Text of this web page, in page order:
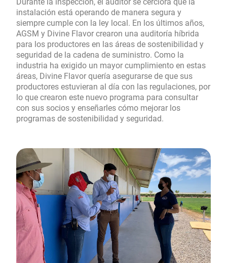
instalación está operando de manera segura y
siempre cumple con la ley local. En los últimos años,
AGSM y Divine Flavor crearon una auditoría híbrida
para los productores en las áreas de sostenibilidad y
seguridad de la cadena de suministro. Como la
industria ha exigido un mayor cumplimiento en estas
áreas, Divine Flavor quería asegurarse de que sus
productores estuvieran al día con las regulaciones, por
lo que crearon este nuevo programa para consultar
con sus socios y enseñarles cómo mejorar los
programas de sostenibilidad y seguridad.